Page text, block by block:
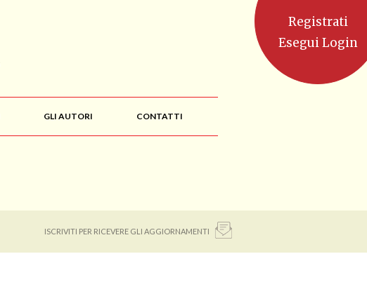
GLI AUTORI CONTATTI
ISCRIVITI PER RICEVERE GLI AGGIORNAMENTI
Registrati
Esegui Login